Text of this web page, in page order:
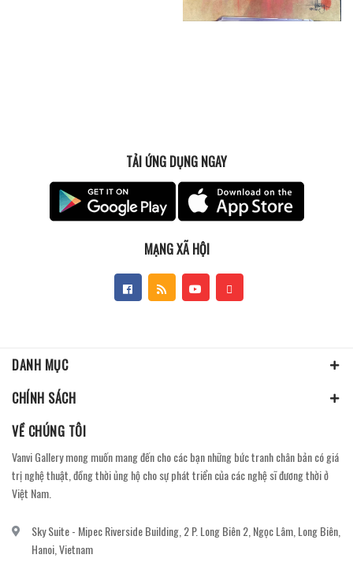
TẢI ỨNG DỤNG NGAY
MẠNG XÃ HỘI
DANH MỤC
CHÍNH SÁCH
VỀ CHÚNG TÔI
Vanvi Gallery mong muốn mang đến cho các bạn những bức tranh chân bản có giá
trị nghệ thuật, đồng thời ủng hộ cho sự phát triển của các nghệ sĩ đương thời ở
Việt Nam.
Sky Suite - Mipec Riverside Building, 2 P. Long Biên 2, Ngọc Lâm, Long Biên,
Hanoi, Vietnam